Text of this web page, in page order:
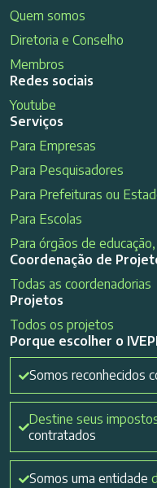
Quem somos
Diretoria e Conselho
Membros
Redes sociais
Youtube
Serviços
Para Empresas
Para Pesquisadores
Para Prefeituras ou
Para Escolas
Para órgãos de
Coordenação de
Todas as coordenadorias
Projetos
Todos os projetos
Porque escolher o
Somos reconhecidos
Destine seus
contratados
Somos uma entidade